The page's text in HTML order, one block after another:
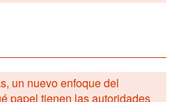
un nuevo enfoque del
papel tienen las autoridades